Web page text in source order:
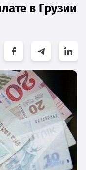
в Грузии